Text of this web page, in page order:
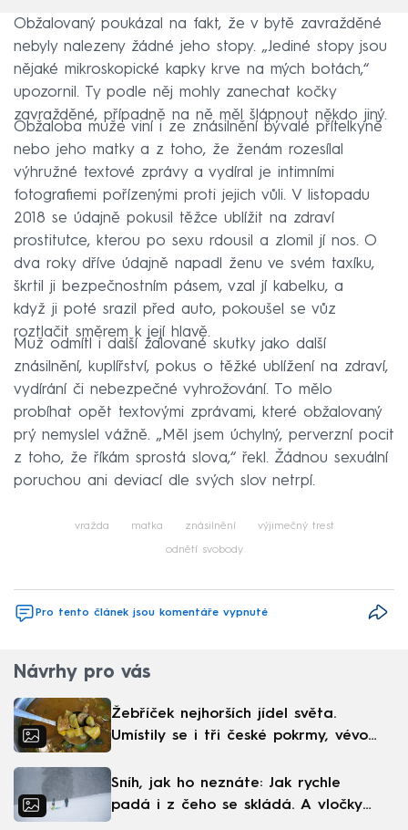
Obžalovaný poukázal na fakt, že v bytě zavražděné
nebyly nalezeny žádné jeho stopy. „Jediné stopy jsou
nějaké mikroskopické kapky krve na mých botách,“
upozornil. Ty podle něj mohly zanechat kočky
zavražděné, případně na ně měl šlápnout někdo jiný.
Obžaloba muže viní i ze znásilnění bývalé přítelkyně
nebo jeho matky a z toho, že ženám rozesílal
výhružné textové zprávy a vydíral je intimními
fotografiemi pořízenými proti jejich vůli. V listopadu
2018 se údajně pokusil těžce ublížit na zdraví
prostitutce, kterou po sexu rdousil a zlomil jí nos. O
dva roky dříve údajně napadl ženu ve svém taxíku,
škrtil ji bezpečnostním pásem, vzal jí kabelku, a
když ji poté srazil před auto, pokoušel se vůz
roztlačit směrem k její hlavě.
Muž odmítl i další žalované skutky jako další
znásilnění, kuplířství, pokus o těžké ublížení na zdraví,
vydírání či nebezpečné vyhrožování. To mělo
probíhat opět textovými zprávami, které obžalovaný
prý nemyslel vážně. „Měl jsem úchylný, perverzní pocit
z toho, že říkám sprostá slova,“ řekl. Žádnou sexuální
poruchou ani deviací dle svých slov netrpí.
vražda matka znásilnění výjimečný trest
odnětí svobody
Pro tento článek jsou komentáře vypnuté
Návrhy pro vás
Žebříček nejhorších jídel světa.
Umístily se i tři české pokrmy, vévodí
Sníh, jak ho neznáte: Jak rychle
padá i z čeho se skládá. A vločky